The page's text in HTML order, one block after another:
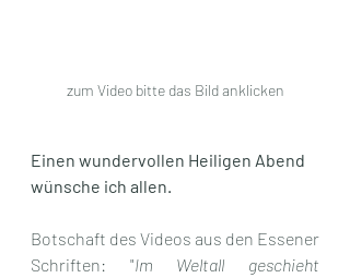
zum Video bitte das Bild anklicken
Einen wundervollen Heiligen Abend
wünsche ich allen.
Botschaft des Videos aus den Essener
Schriften: "Im Weltall geschieht